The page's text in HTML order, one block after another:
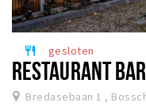
restaurant gesloten
RESTAURANT
Bredasebaan 1 ,